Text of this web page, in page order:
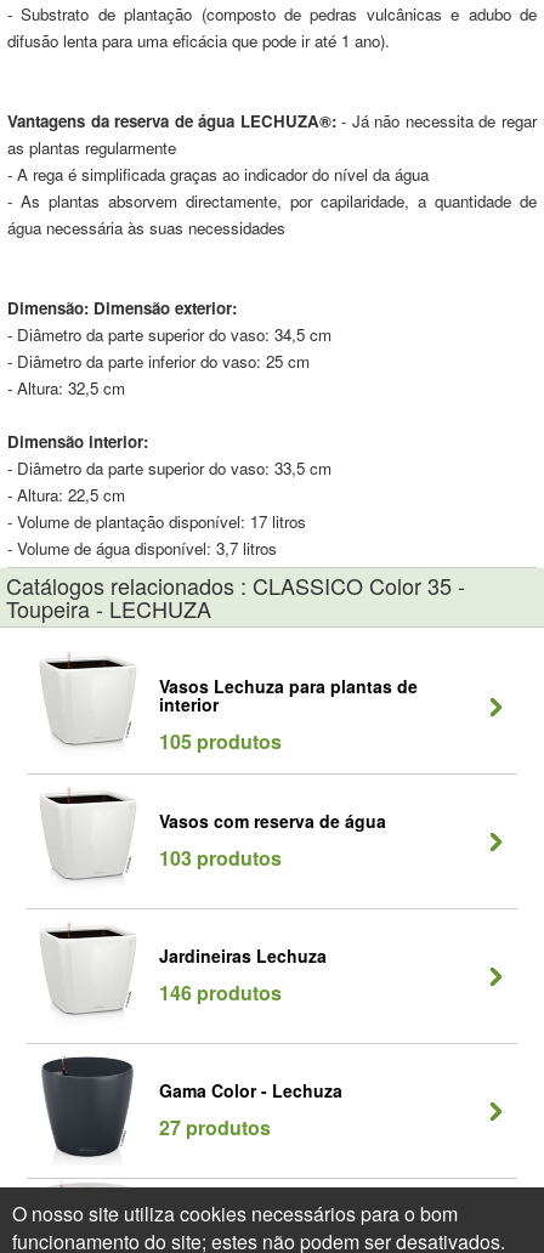
- Substrato de plantação (composto de pedras vulcânicas e adubo de
difusão lenta para uma eficácia que pode ir até 1 ano).
Vantagens da reserva de água LECHUZA®:- Já não necessita de regar
as plantas regularmente
- A rega é simplificada graças ao indicador do nível da água
- As plantas absorvem directamente, por capilaridade, a quantidade de
água necessária às suas necessidades
Dimensão: Dimensão exterior:
- Diâmetro da parte superior do vaso: 34,5 cm
- Diâmetro da parte inferior do vaso: 25 cm
- Altura: 32,5 cm
Dimensão interior:
- Diâmetro da parte superior do vaso: 33,5 cm
- Altura: 22,5 cm
- Volume de plantação disponível: 17 litros
- Volume de água disponível: 3,7 litros
Catálogos relacionados : CLASSICO Color 35 -
Toupeira - LECHUZA
Vasos Lechuza para plantas de
interior
105 produtos
Vasos com reserva de água
103 produtos
Jardineiras Lechuza
146 produtos
Gama Color - Lechuza
27 produtos
Seleção Classico - Lechuza
O nosso site utiliza cookies necessários para o bom
funcionamento do site; estes não podem ser desativados.